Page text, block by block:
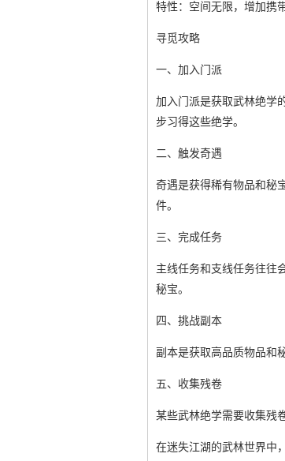
特性：空间无限，增加携
寻觅攻略
一、加入门派
加入门派是获取武林绝学
步习得这些绝学。
二、触发奇遇
奇遇是获得稀有物品和秘
件。
三、完成任务
主线任务和支线任务往往
秘宝。
四、挑战副本
副本是获取高品质物品和
五、收集残卷
某些武林绝学需要收集残
在迷失江湖的武林世界中